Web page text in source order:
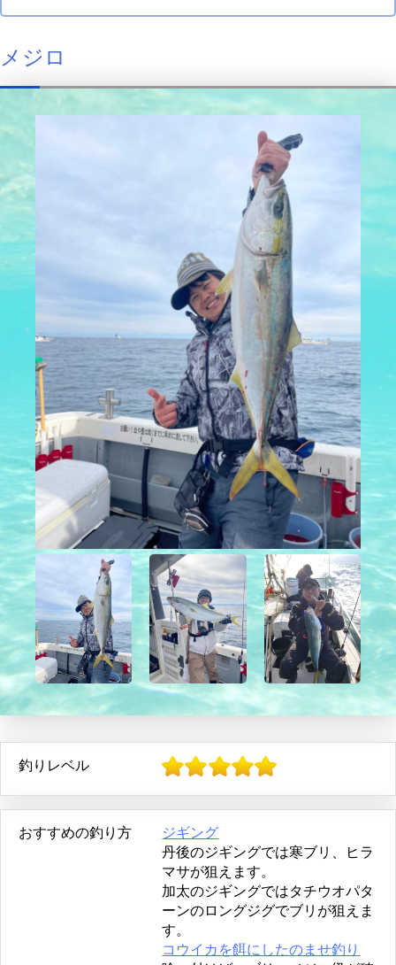
メジロ
釣りレベル
おすすめの釣り方
ジギング
丹後のジギングでは寒ブリ、ヒラ
マサが狙えます。
加太のジギングではタチウオパタ
ーンのロングジグでブリが狙えま
す。
コウイカを餌にしたのませ釣り